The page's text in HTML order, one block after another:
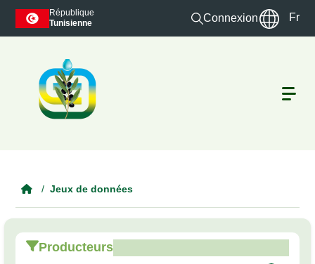
Skip to main content
République
Tunisienne
Connexion Fr
Jeux de données
Producteurs